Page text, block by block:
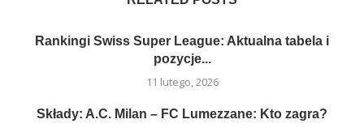
Rankingi Swiss Super League: Aktualna tabela i
pozycje...
11 lutego, 2026
Składy: A.C. Milan – FC Lumezzane: Kto zagra?